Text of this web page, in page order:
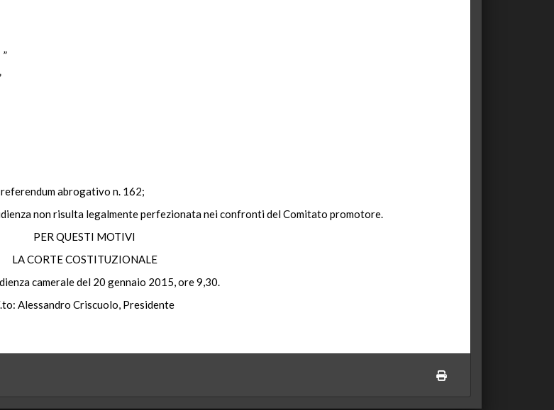
”
abrogativo n. 162;
non risulta legalmente perfezionata nei confronti del Comitato promotore.
PER QUESTI MOTIVI
LA CORTE COSTITUZIONALE
camerale del 20 gennaio 2015, ore 9,30.
Alessandro Criscuolo, Presidente